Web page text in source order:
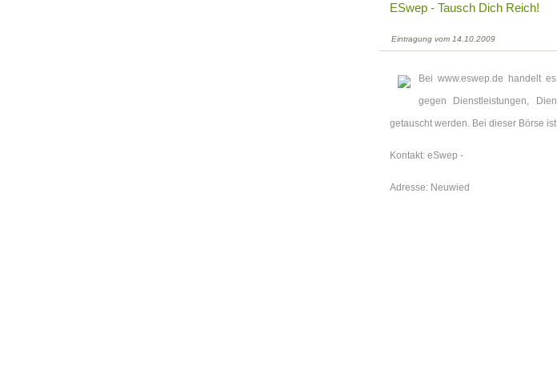
ESwep - Tausch Dich Reich!
Eintragung vom 14.10.2009
Bei www.eswep.de handelt
gegen Dienstleistungen,
getauscht werden. Bei dieser Börse
Kontakt: eSwep -
Adresse: Neuwied